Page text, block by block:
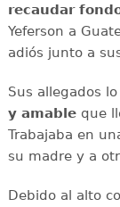
recaudar
Yeferson a
adiós junto a
Sus allegados
y amableque
Trabajaba en
su madre y a
Debido al alto